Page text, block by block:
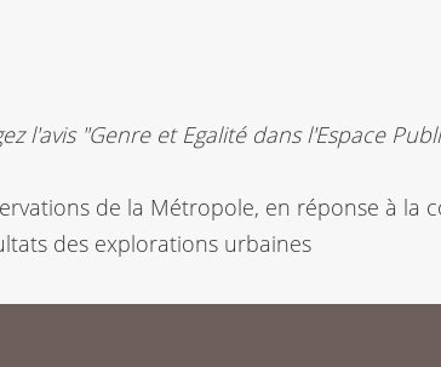
l'avis "Genre et Egalité dans l'Espace
de la Métropole, en réponse à la
des explorations urbaines